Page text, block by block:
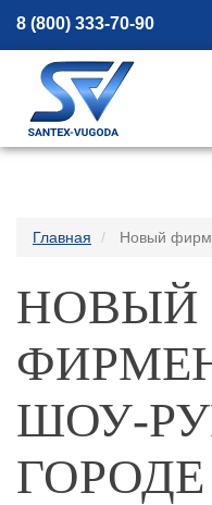
8 (800) 333-70-90
Главная Новый
НОВЫЙ
ШОУ-